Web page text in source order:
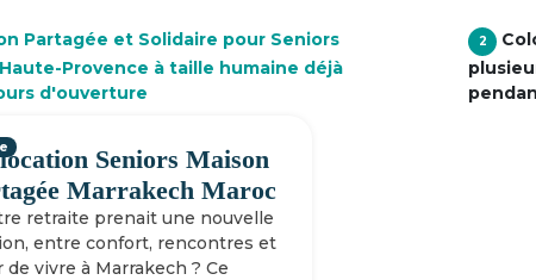
Partagée et Solidaire pour Seniors
Provence à taille humaine déjà
d'ouverture
Seniors Maison
Marrakech Maroc
retraite prenait une nouvelle
entre confort, rencontres et
de vivre à Marrakech ? Ce
2